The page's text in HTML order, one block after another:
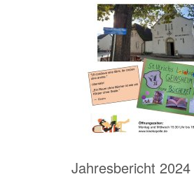
Jahresbericht 2024